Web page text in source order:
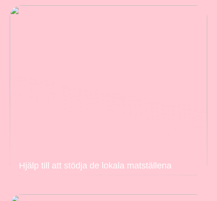
Hjälp till att stödja de lokala matställena